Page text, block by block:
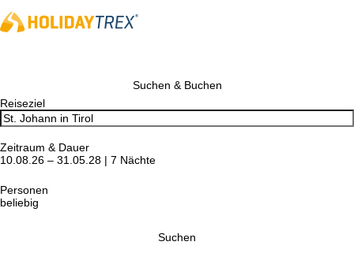
Suchen & Buchen
Reiseziel
Zeitraum & Dauer
10.08.26 – 31.05.28 | 7 Nächte
Personen
beliebig
Suchen